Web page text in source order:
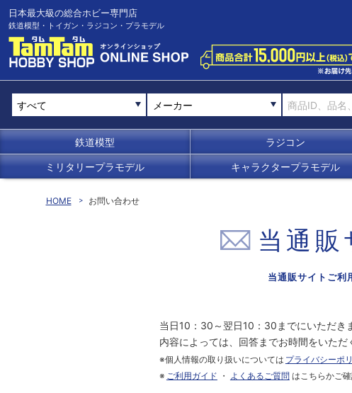
日本最大級の総合ホビー専門店
鉄道模型・トイガン・ラジコン・プラモデル
メーカー
鉄道模型 ラジコン
ミリタリープラモデル キャラクタープラモデル
HOME お問い合わせ
当通販
当通販サイトご利
当日10：30～翌日10：30までにいただき
内容によっては、回答までお時間をいた
※個人情報の取り扱いについては プライバシーポ
※ ご利用ガイド ・ よくあるご質問 はこちらかご確